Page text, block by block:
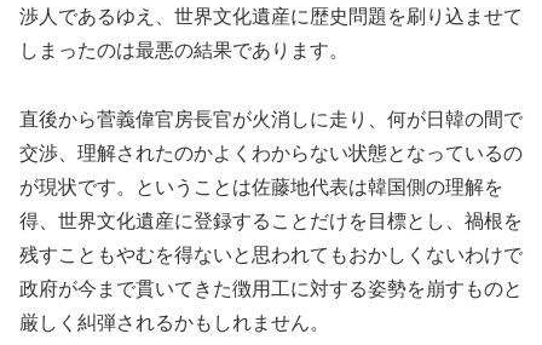
渉人であるゆえ、世界文化遺産に歴史問題を刷り込ませて
しまったのは最悪の結果であります。
直後から菅義偉官房長官が火消しに走り、何が日韓の間で
交渉、理解されたのかよくわからない状態となっているの
が現状です。ということは佐藤地代表は韓国側の理解を
得、世界文化遺産に登録することだけを目標とし、禍根を
残すこともやむを得ないと思われてもおかしくないわけで
政府が今まで貫いてきた徴用工に対する姿勢を崩すものと
厳しく糾弾されるかもしれません。